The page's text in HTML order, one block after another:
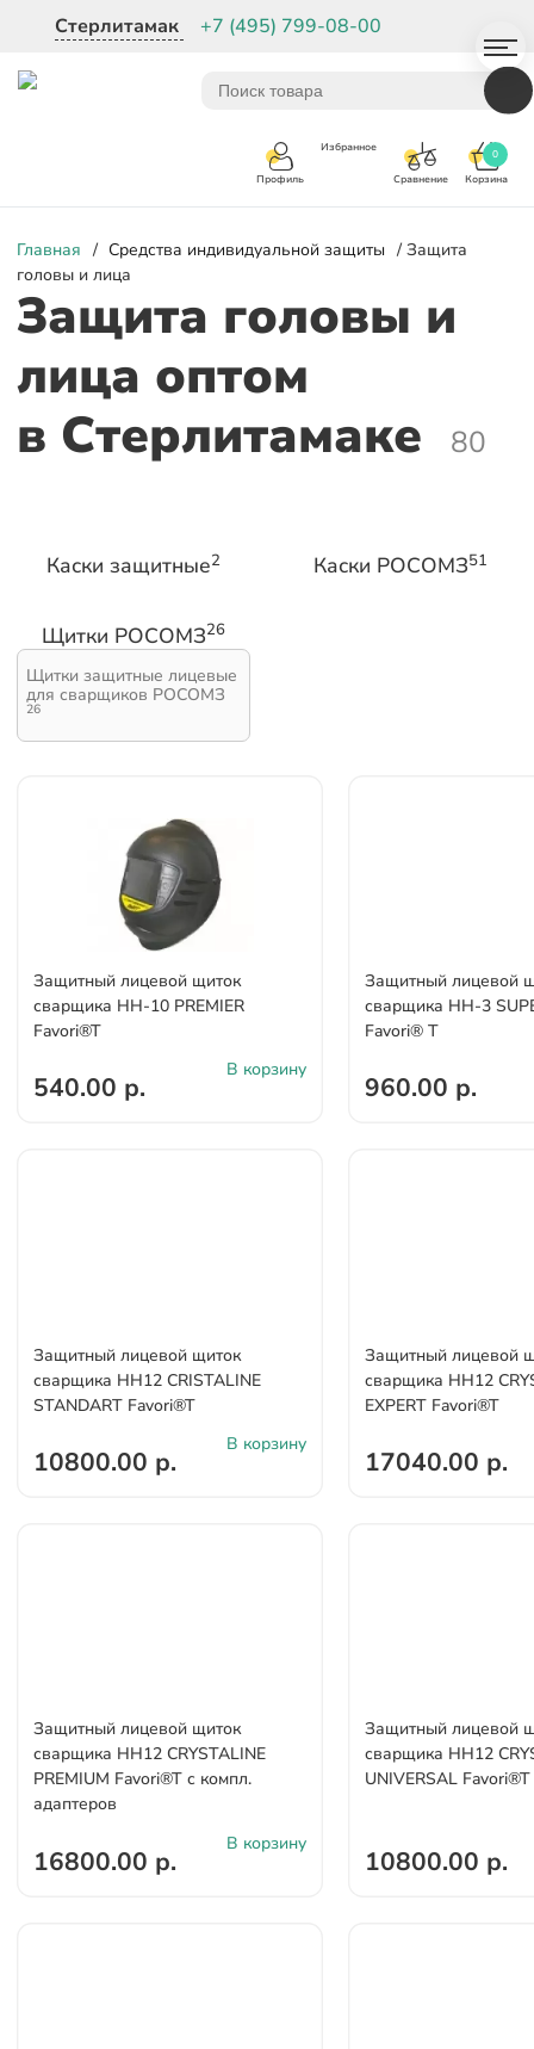
Стерлитамак +7 (495) 799-08-00
Профиль
Избранное
Сравнение Корзина
0
Главная / Средства индивидуальной защиты / Защита
головы и лица
Защита головы и
лица оптом
в Стерлитамаке
80
Каски защитные2 Каски РОСОМЗ51
Щитки РОСОМЗ26
Щитки защитные лицевые
для сварщиков РОСОМЗ
26
Защитный лицевой щиток
сварщика НН-10 PREMIER
Favori®T
540.00 р.
В корзину
Защитный лицевой
сварщика НН-3
Favori® T
960.00 р.
Защитный лицевой щиток
сварщика НН12 CRISTALINE
STANDARТ Favori®T
10800.00 р.
В корзину
Защитный лицевой
сварщика НН12
EXPERT Favori®T
17040.00 р.
Защитный лицевой щиток
сварщика НН12 CRYSTALINE
PREMIUM Favori®T с компл.
адаптеров
16800.00 р.
В корзину
Защитный лицевой
сварщика НН12
UNIVERSAL Favori®T
10800.00 р.